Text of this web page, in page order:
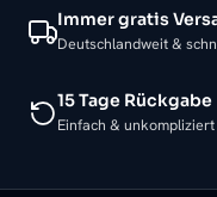
Immer gratis
Deutschlandweit &
15 Tage Rückgabe
Einfach & unkompliziert